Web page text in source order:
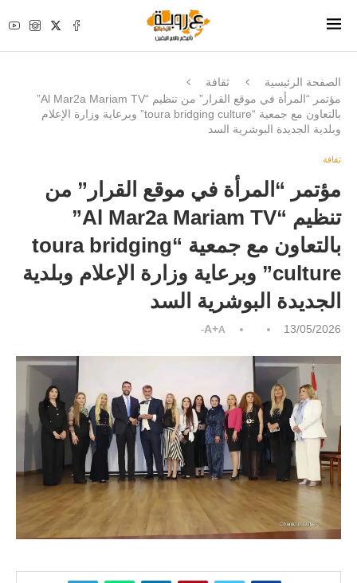
الصفحة الرئيسية
ثقافة
مؤتمر “المرأة في موقع القرار” من تنظيم “Al Mar2a Mariam TV”
بالتعاون مع جمعية “toura bridging culture” وبرعاية وزارة الإعلام
وبلدية الجديدة البوشرية السد
ثقافة
مؤتمر “المرأة في موقع القرار” من
تنظيم “Al Mar2a Mariam TV”
بالتعاون مع جمعية “toura bridging
culture” وبرعاية وزارة الإعلام وبلدية
الجديدة البوشرية السد
13/05/2026
A+A-